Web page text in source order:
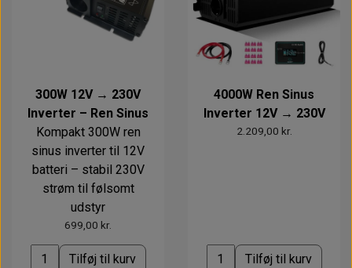
300W 12V → 230V
Inverter – Ren Sinus
Kompakt 300W ren
sinus inverter til 12V
batteri – stabil 230V
strøm til følsomt
udstyr
699,00 kr.
Tilføj til kurv
4000W Ren Sinus
Inverter 12V → 230V
2.209,00 kr.
Tilføj til kurv